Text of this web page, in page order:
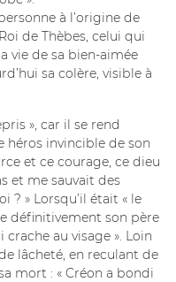
à l’origine de
de Thèbes, celui qui
vie de sa bien-aimée
sa colère, visible à
», car il se rend
héros invincible de son
et ce courage, ce dieu
et me sauvait des
? » Lorsqu’il était « le
définitivement son père
au visage ». Loin
lâcheté, en reculant de
mort : « Créon a bondi